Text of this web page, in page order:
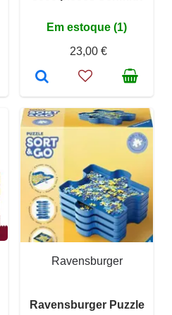
Em estoque (1)
23,00 €
Ravensburger
Ravensburger Puzzle